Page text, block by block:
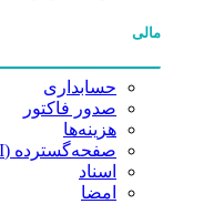
مالی
حسابداری
صدور فاکتور
هزینه‌ها
صفحه‌گسترده (BI)
اسناد
امضا